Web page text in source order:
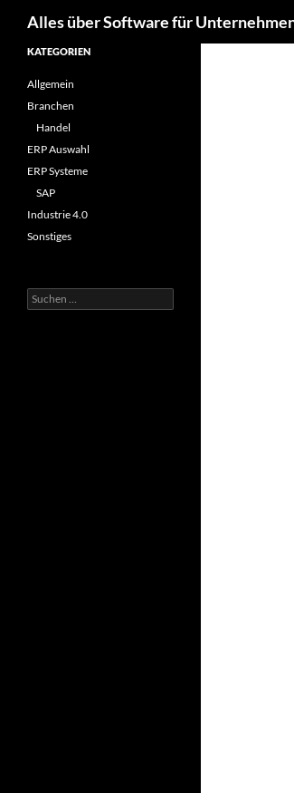
Zum
Alles über Software für
KATEGORIEN
Allgemein
Branchen
Handel
ERP Auswahl
ERP Systeme
SAP
Industrie 4.0
Sonstiges
Suchen
nach: